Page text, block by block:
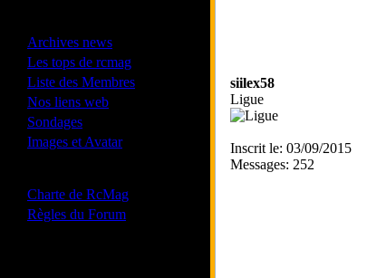
Archives news
Les tops de rcmag
Liste des Membres
Nos liens web
Sondages
Images et Avatar
Charte de RcMag
Règles du Forum
siilex58
Ligue
Inscrit le: 03/09/2015
Messages: 252